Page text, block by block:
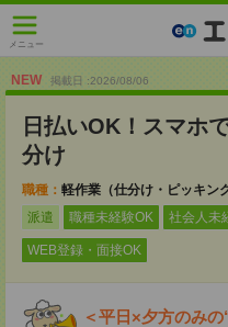
メニュー
NEW 掲載日 :2026/08/06
日払いOK！スマホ
分け
職種： 軽作業（仕分け・ピッキン
派遣
職種未経験OK 社会人未
WEB登録・面接OK
＜平日×夕方のみ